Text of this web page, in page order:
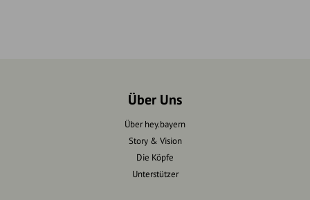
Über Uns
Über hey.bayern
Story & Vision
Die Köpfe
Unterstützer